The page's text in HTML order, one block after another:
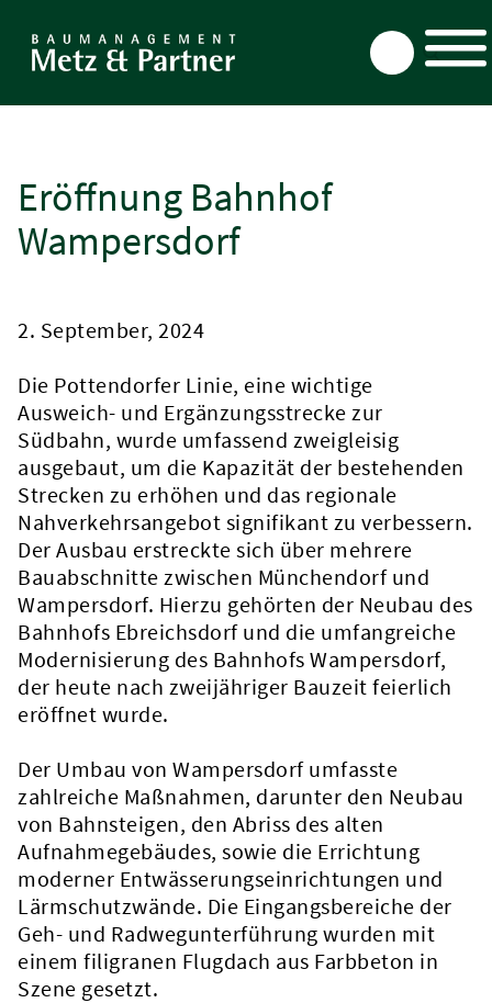
zum
Eröffnung Bahnhof
Wampersdorf
2. September, 2024
Die Pottendorfer Linie, eine wichtige
Ausweich- und Ergänzungsstrecke zur
Südbahn, wurde umfassend zweigleisig
ausgebaut, um die Kapazität der bestehenden
Strecken zu erhöhen und das regionale
Nahverkehrsangebot signifikant zu verbessern.
Der Ausbau erstreckte sich über mehrere
Bauabschnitte zwischen Münchendorf und
Wampersdorf. Hierzu gehörten der Neubau des
Bahnhofs Ebreichsdorf und die umfangreiche
Modernisierung des Bahnhofs Wampersdorf,
der heute nach zweijähriger Bauzeit feierlich
eröffnet wurde.
Der Umbau von Wampersdorf umfasste
zahlreiche Maßnahmen, darunter den Neubau
von Bahnsteigen, den Abriss des alten
Aufnahmegebäudes, sowie die Errichtung
moderner Entwässerungseinrichtungen und
Lärmschutzwände. Die Eingangsbereiche der
Geh- und Radwegunterführung wurden mit
einem filigranen Flugdach aus Farbbeton in
Szene gesetzt.